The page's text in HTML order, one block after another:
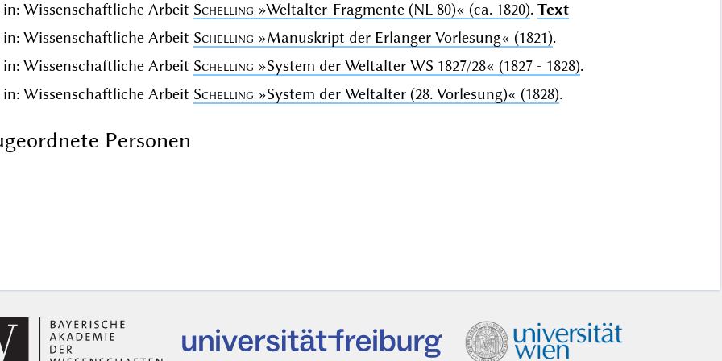
in: Wissenschaftliche Arbeit Schelling »Weltalter-Fragmente (NL 80)« (ca. 1820). Text
in: Wissenschaftliche Arbeit Schelling »Manuskript der Erlanger Vorlesung« (1821).
in: Wissenschaftliche Arbeit Schelling »System der Weltalter WS 1827/28« (1827 - 1828).
in: Wissenschaftliche Arbeit Schelling »System der Weltalter (28. Vorlesung)« (1828).
Personen